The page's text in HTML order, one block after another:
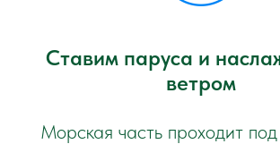
Ставим паруса и
ветром
Морская часть проходит